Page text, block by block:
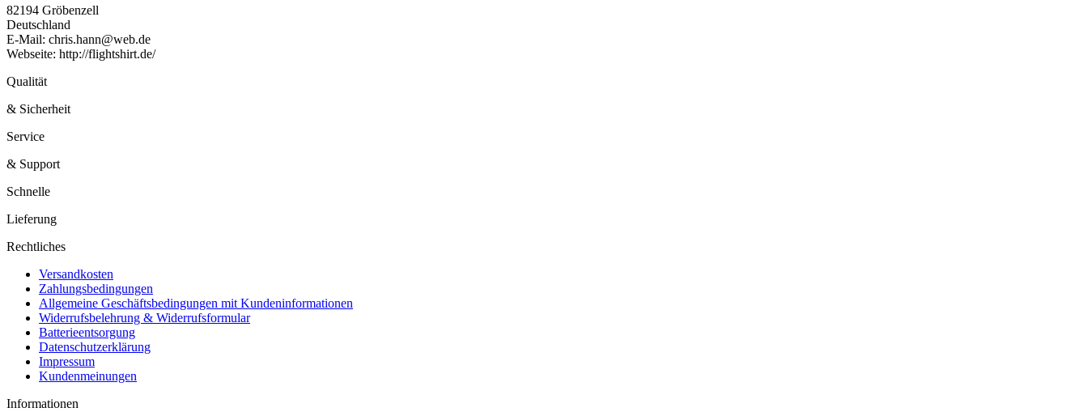
82194 Gröbenzell
Deutschland
E-Mail: chris.hann@web.de
Webseite: http://flightshirt.de/
Qualität
& Sicherheit
Service
& Support
Schnelle
Lieferung
Rechtliches
Versandkosten
Zahlungsbedingungen
Allgemeine Geschäftsbedingungen mit Kundeninformationen
Widerrufsbelehrung & Widerrufsformular
Batterieentsorgung
Datenschutzerklärung
Impressum
Kundenmeinungen
Informationen